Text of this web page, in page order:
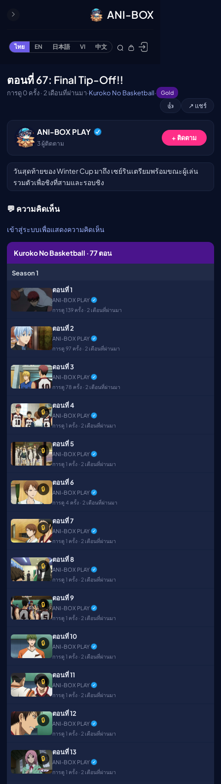
ANI-BOX
ไทย EN 日本語 VI 中文
ปิด
ONE PIECE
Collection
Deck Builder
Deck Library
Deck Share
PREMIUM SERVICE
แนะนำรายการทีวี
🔒
กรุณาเข้าสู่ระบบเพื่อรับชม
เข้าสู่ระบบ
ตอนที่ 67: Final Tip-Off!!
การดู 0 ครั้ง · 2 เดือนที่ผ่านมา·Kuroko No Basketball· Gold
👍 ↗ แชร์
ANI-BOX PLAY
3ผู้ติดตาม
+ ติดตาม
วันสุดท้ายของ Winter Cup มาถึง เซย์รินเตรียมพร้อมขณะผู้เล่น
รวมตัวเพื่อชิงที่สามและรอบชิง
💬 ความคิดเห็น
เข้าสู่ระบบเพื่อแสดงความคิดเห็น
Kuroko No Basketball · 77 ตอน
Season 1
ตอนที่ 1
ANI-BOX PLAY
การดู 139 ครั้ง · 2 เดือนที่ผ่านมา
ตอนที่ 2
ANI-BOX PLAY
การดู 97 ครั้ง · 2 เดือนที่ผ่านมา
ตอนที่ 3
ANI-BOX PLAY
การดู 78 ครั้ง · 2 เดือนที่ผ่านมา
🔒
ตอนที่ 4
ANI-BOX PLAY
การดู 1 ครั้ง · 2 เดือนที่ผ่านมา
🔒
ตอนที่ 5
ANI-BOX PLAY
การดู 1 ครั้ง · 2 เดือนที่ผ่านมา
🔒
ตอนที่ 6
ANI-BOX PLAY
การดู 4 ครั้ง · 2 เดือนที่ผ่านมา
🔒
ตอนที่ 7
ANI-BOX PLAY
การดู 1 ครั้ง · 2 เดือนที่ผ่านมา
🔒
ตอนที่ 8
ANI-BOX PLAY
การดู 1 ครั้ง · 2 เดือนที่ผ่านมา
🔒
ตอนที่ 9
ANI-BOX PLAY
การดู 1 ครั้ง · 2 เดือนที่ผ่านมา
🔒
ตอนที่ 10
ANI-BOX PLAY
การดู 1 ครั้ง · 2 เดือนที่ผ่านมา
🔒
ตอนที่ 11
ANI-BOX PLAY
การดู 1 ครั้ง · 2 เดือนที่ผ่านมา
🔒
ตอนที่ 12
ANI-BOX PLAY
การดู 1 ครั้ง · 2 เดือนที่ผ่านมา
🔒
ตอนที่ 13
ANI-BOX PLAY
การดู 1 ครั้ง · 2 เดือนที่ผ่านมา